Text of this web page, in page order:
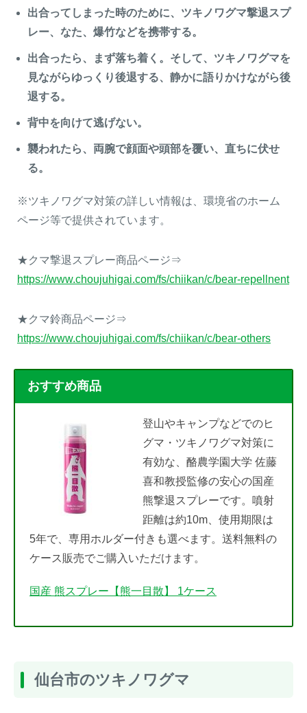
出合ってしまった時のために、ツキノワグマ撃退スプ
レー、なた、爆竹などを携帯する。
出合ったら、まず落ち着く。そして、ツキノワグマを
見ながらゆっくり後退する、静かに語りかけながら後
退する。
背中を向けて逃げない。
襲われたら、両腕で顔面や頭部を覆い、直ちに伏せ
る。
※ツキノワグマ対策の詳しい情報は、環境省のホーム
ページ等で提供されています。
★クマ撃退スプレー商品ページ⇒
https://www.choujuhigai.com/fs/chiikan/c/bear-repellnent
★クマ鈴商品ページ⇒
https://www.choujuhigai.com/fs/chiikan/c/bear-others
おすすめ商品
登山やキャンプなどでのヒ
グマ・ツキノワグマ対策に
有効な、酪農学園大学 佐藤
喜和教授監修の安心の国産
熊撃退スプレーです。噴射
距離は約10m、使用期限は
5年で、専用ホルダー付きも選べます。送料無料の
ケース販売でご購入いただけます。
国産 熊スプレー【熊一目散】 1ケース
仙台市のツキノワグマ